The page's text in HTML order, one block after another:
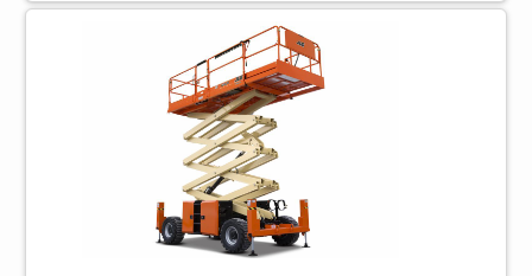
JLG 450AJ, com a ASL Equipamentos
atingirá eficiência com comprometimento
com os resultados dos clientes.
DIFERENCIAIS IMPORTANTES DE
PLATAFORMA ARTICULADA JLG 450AJ
Há muitas maneiras eficientes de...